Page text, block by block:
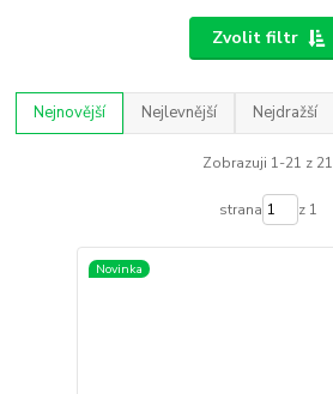
Zvolit filtr
Nejnovější Nejlevnější Nejdražší
Zobrazuji 1-21 z 21
strana z 1
Novinka